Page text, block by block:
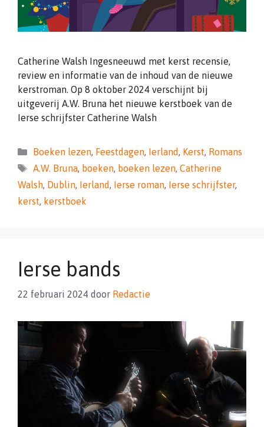
Catherine Walsh Ingesneeuwd met kerst recensie,
review en informatie van de inhoud van de nieuwe
kerstroman. Op 8 oktober 2024 verschijnt bij
uitgeverij A.W. Bruna het nieuwe kerstboek van de
Ierse schrijfster Catherine Walsh
Categorieën
Boeken lezen, Feestdagen, Ierland, Kerst, Romans
Tags
A.W. Bruna, boeken, boeken lezen, Catherine
Walsh, Dublin, Ierland, Ierse roman, Ierse schrijfster,
kerst, kerstboek
Ierse bands
22 februari 2024 door Redactie